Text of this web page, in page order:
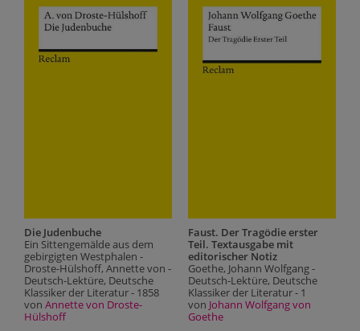
Die Judenbuche
Ein Sittengemälde aus dem
gebirgigten Westphalen -
Droste-Hülshoff, Annette von -
Deutsch-Lektüre, Deutsche
Klassiker der Literatur - 1858
von Annette von Droste-
Hülshoff
Faust. Der Tragödie erster
Teil. Textausgabe mit
editorischer Notiz
Goethe, Johann Wolfgang -
Deutsch-Lektüre, Deutsche
Klassiker der Literatur - 1
von Johann Wolfgang von
Goethe